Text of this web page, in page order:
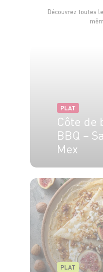
Découvrez toutes
PLAT
Côte de
BBQ –
Mex
PLAT